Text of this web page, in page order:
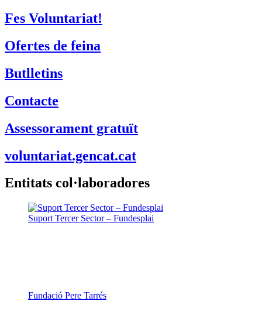
Fes Voluntariat!
Ofertes de feina
Butlletins
Contacte
Assessorament gratuït
voluntariat.gencat.cat
Entitats col·laboradores
Suport Tercer Sector – Fundesplai
Fundació Pere Tarrés